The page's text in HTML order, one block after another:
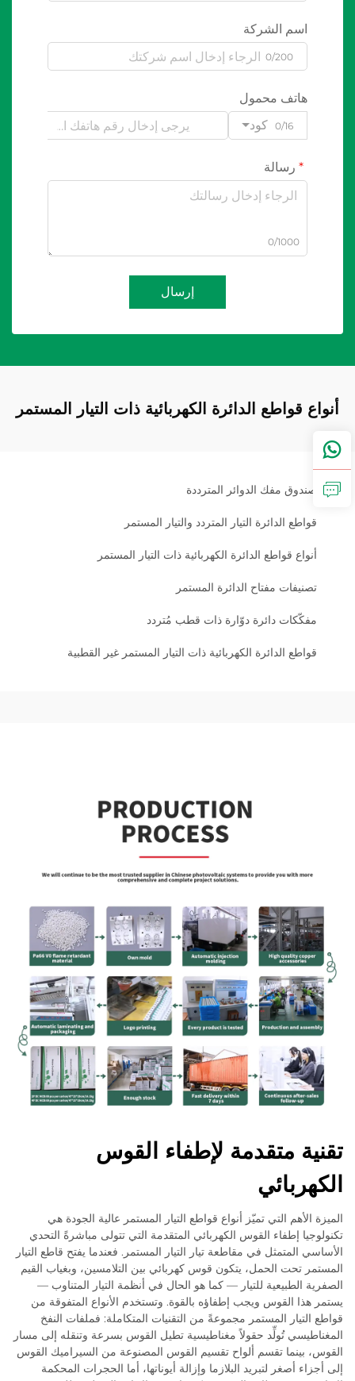
اسم الشركة
0/200
هاتف محمول
كود
0/16
رسالة
0/1000
إرسال
أنواع قواطع الدائرة الكهربائية ذات التيار المستمر
صندوق مفك الدوائر المترددة
قواطع الدائرة التيار المتردد والتيار المستمر
أنواع قواطع الدائرة الكهربائية ذات التيار المستمر
تصنيفات مفتاح الدائرة المستمر
مفكّكات دائرة دوّارة ذات قطب مُتردد
قواطع الدائرة الكهربائية ذات التيار المستمر غير القطبية
تقنية متقدمة لإطفاء القوس
الكهربائي
الميزة الأهم التي تميّز أنواع قواطع التيار المستمر عالية الجودة هي
تكنولوجيا إطفاء القوس الكهربائي المتقدمة التي تتولى مباشرةً التحدي
الأساسي المتمثل في مقاطعة تيار التيار المستمر. فعندما يفتح قاطع التيار
المستمر تحت الحمل، يتكون قوس كهربائي بين التلامسين، وبغياب القيم
الصفرية الطبيعية للتيار — كما هو الحال في أنظمة التيار المتناوب —
يستمر هذا القوس ويجب إطفاؤه بالقوة. وتستخدم الأنواع المتفوقة من
قواطع التيار المستمر مجموعةً من التقنيات المتكاملة: فملفات النفخ
المغناطيسي تُولِّد حقولاً مغناطيسية تطيل القوس بسرعة وتنقله إلى مسار
القوس، بينما تقسم ألواح تقسيم القوس المصنوعة من السيراميك القوس
إلى أجزاء أصغر لتبريد البلازما وإزالة أيوناتها، أما الحجرات المحكمة